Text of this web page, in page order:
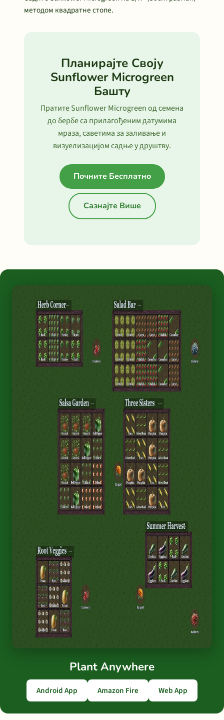
методом квадратне стопе.
Планирајте Своју
Sunflower Microgreen
Башту
Пратите Sunflower Microgreen од семена
до бербе са прилагођеним датумима
мраза, саветима за заливање и
визуелизацијом садње у друштву.
Почните Бесплатно
Сазнајте Више
Plant Anywhere
Android App Amazon Fire Web App